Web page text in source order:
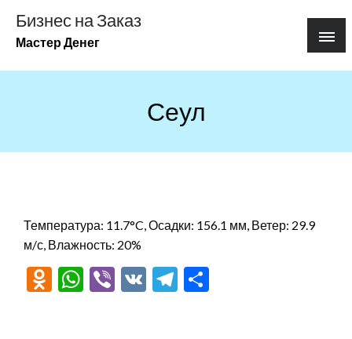
содержимому
Бизнес на Заказ
Мастер Денег
Сеул
Температура: 11.7°C, Осадки: 156.1 мм, Ветер: 29.9
м/с, Влажность: 20%
Odnoklassniki
WhatsApp
Viber
VK Telegram